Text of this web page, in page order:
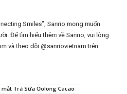
Smiles”, Sanrio mong muốn
Để tìm hiểu thêm về Sanrio, vui lòng
và theo dõi @sanriovietnam trên
mắt Trà Sữa Oolong Cacao